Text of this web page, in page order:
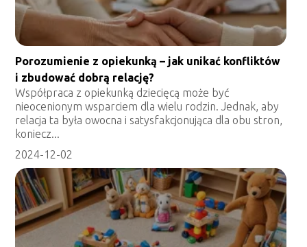
Porozumienie z opiekunką – jak unikać konfliktów
i zbudować dobrą relację?
Współpraca z opiekunką dziecięcą może być
nieocenionym wsparciem dla wielu rodzin. Jednak, aby
relacja ta była owocna i satysfakcjonująca dla obu stron,
koniecz...
2024-12-02